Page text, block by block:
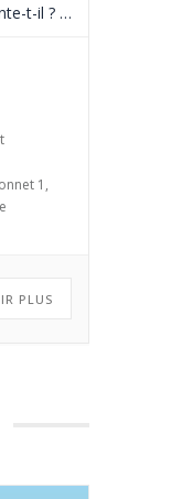
t-il ? Le
des
du NCP-
2- […]
1,
PLUS